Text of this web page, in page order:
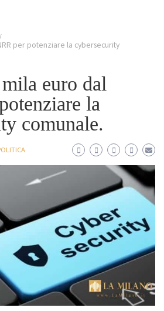
per potenziare la cybersecurity
euro dal
la
comunale.